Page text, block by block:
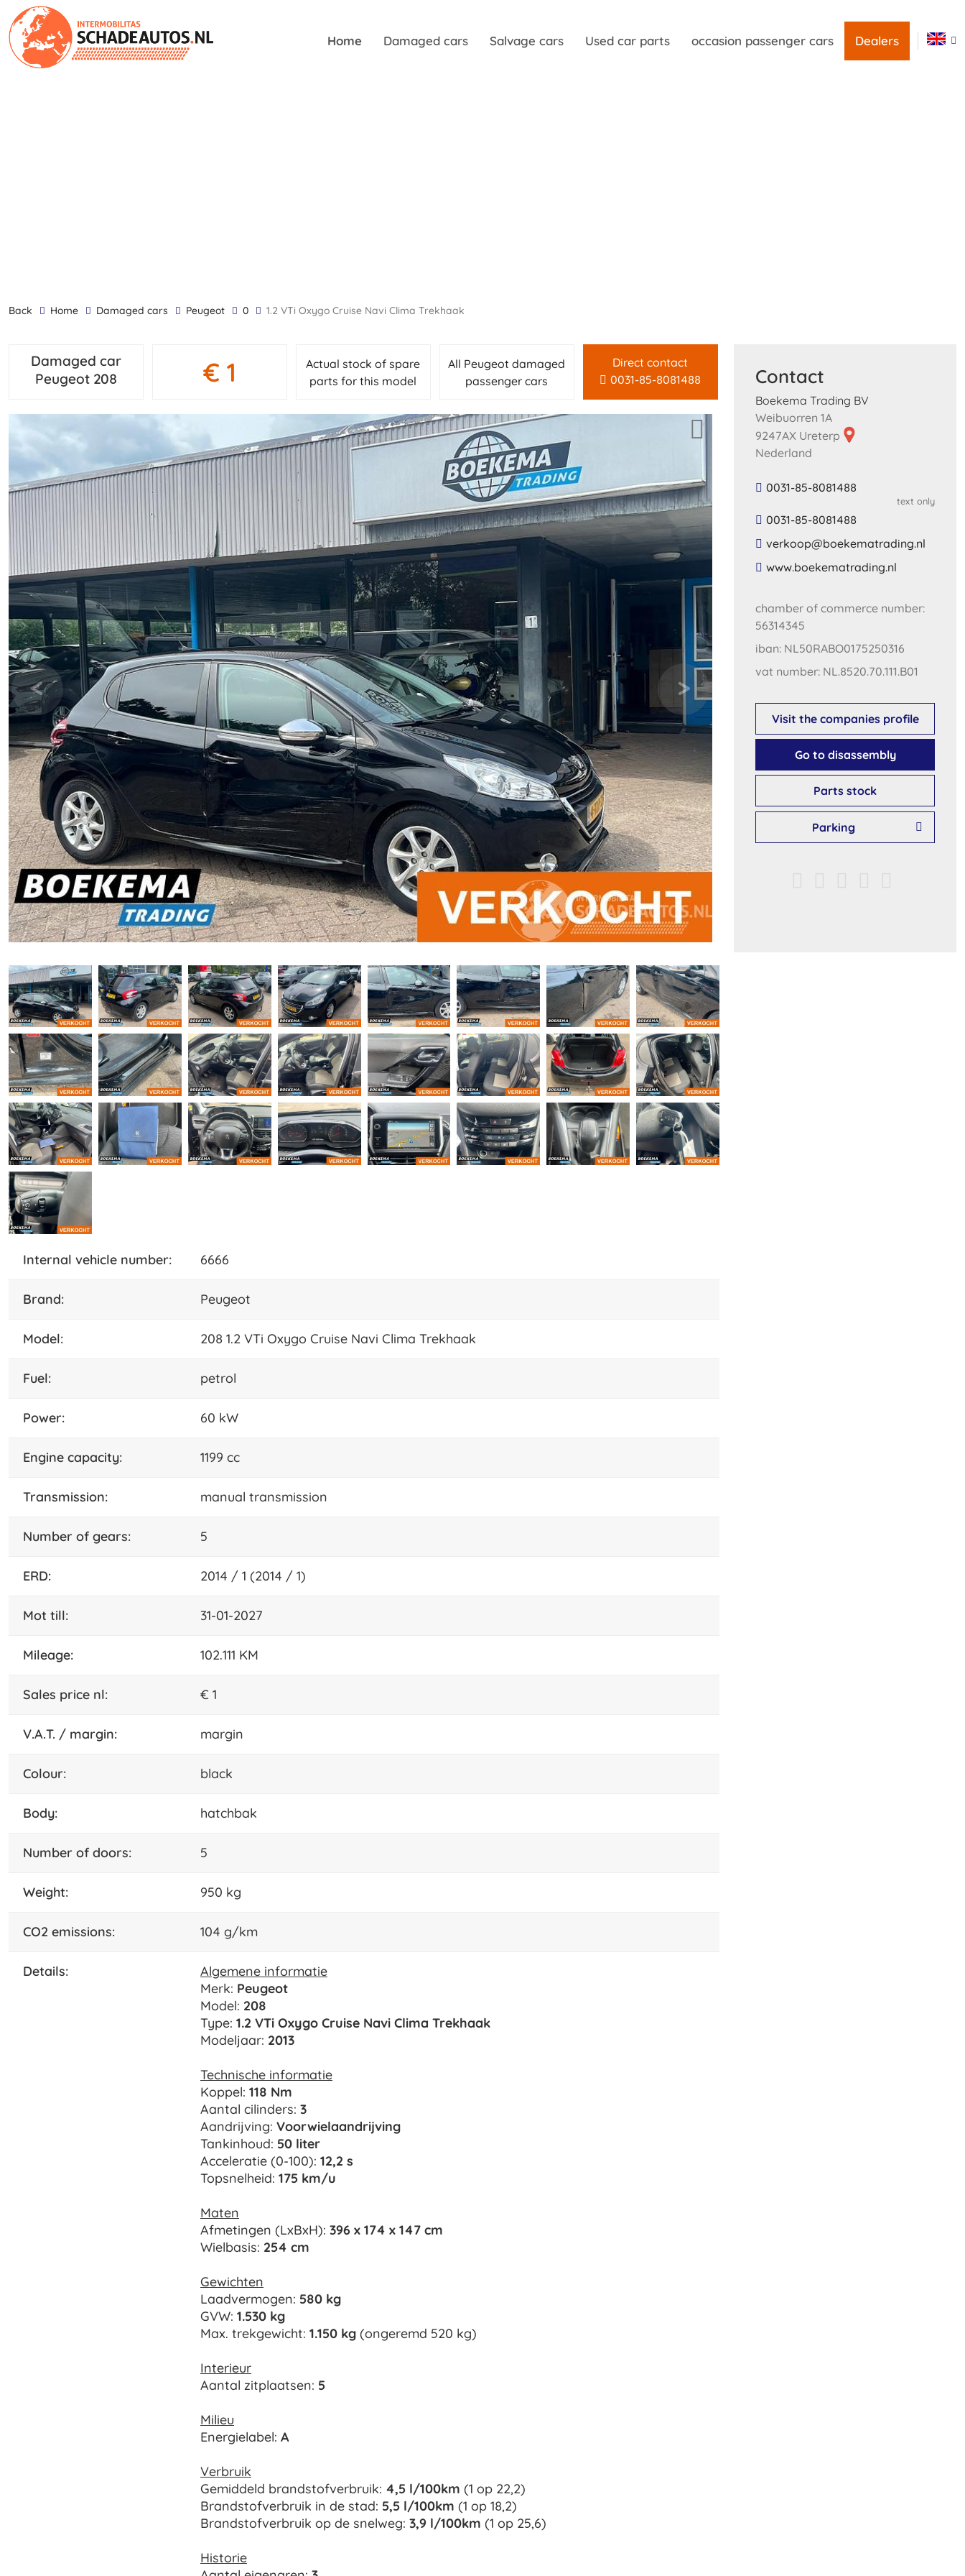
Home Damaged cars Salvage cars Used car parts occasion passenger cars Dealers
back Home Damaged cars Peugeot 0 1.2 VTi Oxygo Cruise Navi Clima Trekhaak
Damaged car
Peugeot 208
€ 1
Actual stock of spare
parts for this model
All Peugeot damaged
passenger cars
Direct contact
0031-85-8081488
internal vehicle number: 6666
brand: Peugeot
model: 208 1.2 VTi Oxygo Cruise Navi Clima Trekhaak
fuel: petrol
power: 60 kW
engine capacity: 1199 cc
transmission: manual transmission
number of gears: 5
ERD: 2014 / 1 (2014 / 1)
mot till: 31-01-2027
mileage: 102.111 KM
sales price nl: € 1
V.A.T. / margin: margin
colour: black
body: hatchbak
number of doors: 5
weight: 950 kg
CO2 emissions: 104 g/km
details:
Algemene informatie
Merk: Peugeot
Model: 208
Type: 1.2 VTi Oxygo Cruise Navi Clima Trekhaak
Modeljaar: 2013
Technische informatie
Koppel: 118 Nm
Aantal cilinders: 3
Aandrijving: Voorwielaandrijving
Tankinhoud: 50 liter
Acceleratie (0-100): 12,2 s
Topsnelheid: 175 km/u
Maten
Afmetingen (LxBxH): 396 x 174 x 147 cm
Wielbasis: 254 cm
Gewichten
Laadvermogen: 580 kg
GVW: 1.530 kg
Max. trekgewicht: 1.150 kg (ongeremd 520 kg)
Interieur
Aantal zitplaatsen: 5
Milieu
Energielabel: A
Verbruik
Gemiddeld brandstofverbruik: 4,5 l/100km (1 op 22,2)
Brandstofverbruik in de stad: 5,5 l/100km (1 op 18,2)
Brandstofverbruik op de snelweg: 3,9 l/100km (1 op 25,6)
Historie
Contact
Boekema Trading BV
Weibuorren 1A
9247AX Ureterp
Nederland
0031-85-8081488
text only
0031-85-8081488
​verkoop​@​boekematrading​.​nl​
​www​.​boekematrading​.​nl​
chamber of commerce number:
56314345
iban: NL50RABO0175250316
vat number: NL.8520.70.111.B01
Visit the companies profile
Go to disassembly
Parts stock
Parking